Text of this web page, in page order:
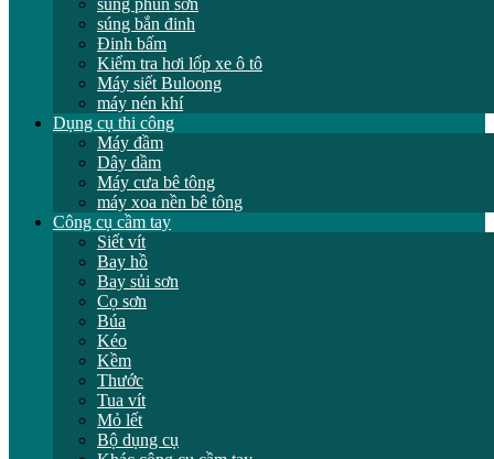
súng phun sơn
súng bắn đinh
Đinh bấm
Kiểm tra hơi lốp xe ô tô
Máy siết Buloong
máy nén khí
Dụng cụ thi công
Máy đầm
Dây dầm
Máy cưa bê tông
máy xoa nền bê tông
Công cụ cầm tay
Siết vít
Bay hồ
Bay sủi sơn
Cọ sơn
Búa
Kéo
Kềm
Thước
Tua vít
Mỏ lết
Bộ dụng cụ